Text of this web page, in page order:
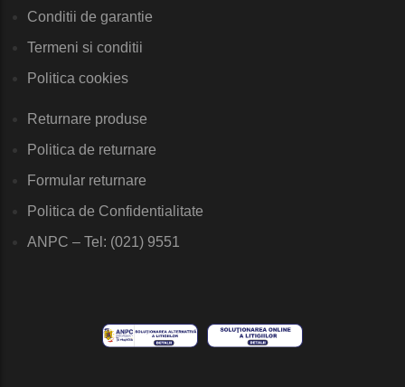
Conditii de garantie
Termeni si conditii
Politica cookies
Returnare produse
Politica de returnare
Formular returnare
Politica de Confidentialitate
ANPC – Tel: (021) 9551